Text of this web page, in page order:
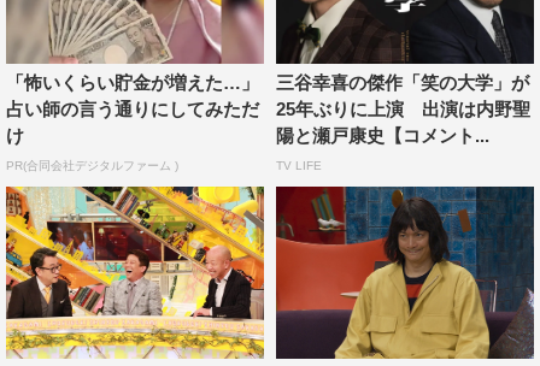
ですが松岡さんによく間違えられるんですよね。雰囲気が
似てるのかな。そう思われている方々には遂に念願のツー
ショットが実現しましたみたいな感じで、喜んでいただけ
るんじゃないですかね。コメディなので、お客様には笑っ
ていただいて、楽しい時間を一緒に過ごせればと思いま
す。
■松岡昌宏
『ロスト・イン・ヨンカーズ』以来4年ぶりの三谷さんの
舞台です。
初めて舞台をご一緒させて頂いた前回の三谷さんの印象
「怖いくらい貯金が増えた…」
占い師の言う通りにしてみただ
け
PR(合同会社デジタルファーム )
三谷幸喜の傑作「笑の大学」が
25年ぶりに上演 出演は内野聖
陽と瀬戸康史【コメント...
TV LIFE